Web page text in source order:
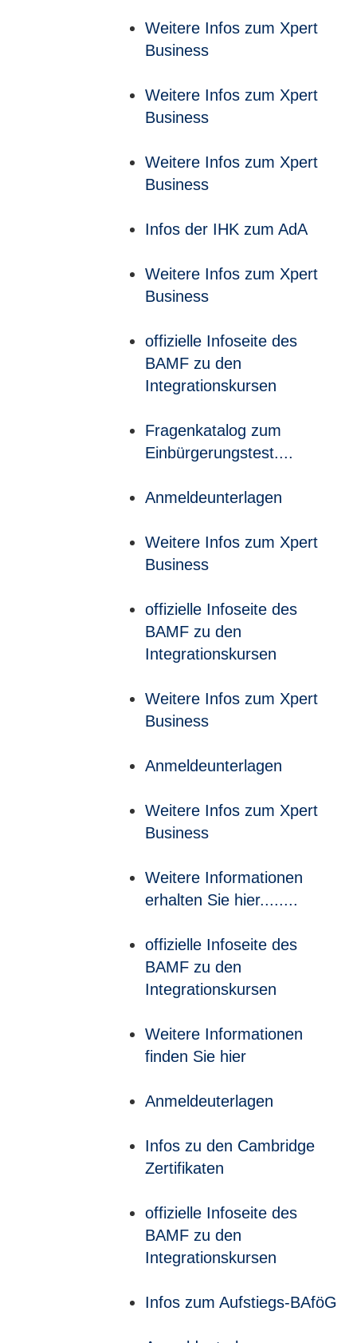
Weitere Infos zum Xpert
Business
Weitere Infos zum Xpert
Business
Weitere Infos zum Xpert
Business
Infos der IHK zum AdA
Weitere Infos zum Xpert
Business
offizielle Infoseite des
BAMF zu den
Integrationskursen
Fragenkatalog zum
Einbürgerungstest....
Anmeldeunterlagen
Weitere Infos zum Xpert
Business
offizielle Infoseite des
BAMF zu den
Integrationskursen
Weitere Infos zum Xpert
Business
Anmeldeunterlagen
Weitere Infos zum Xpert
Business
Weitere Informationen
erhalten Sie hier........
offizielle Infoseite des
BAMF zu den
Integrationskursen
Weitere Informationen
finden Sie hier
Anmeldeuterlagen
Infos zu den Cambridge
Zertifikaten
offizielle Infoseite des
BAMF zu den
Integrationskursen
Infos zum Aufstiegs-BAföG